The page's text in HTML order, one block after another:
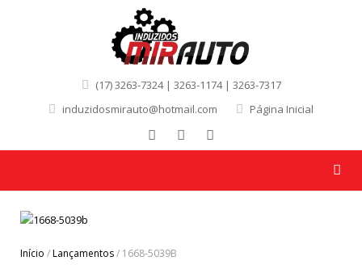
(17) 3263-7324 | 3263-1174 | 3263-7317
induzidosmirauto@hotmail.com
Página Inicial
Início /Lançamentos/ 1668-5039B